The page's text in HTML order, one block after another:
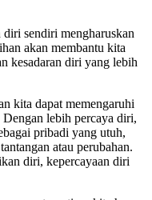
sendiri mengharuskan
akan membantu kita
kesadaran diri yang lebih
kita dapat memengaruhi
lebih percaya diri,
pribadi yang utuh,
atau perubahan.
diri, kepercayaan diri